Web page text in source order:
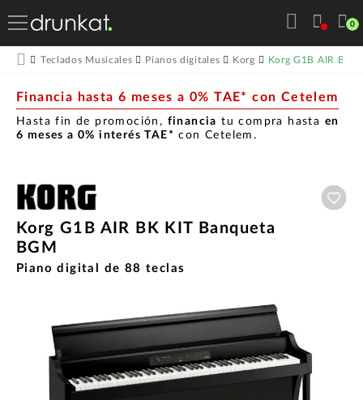
0
Teclados Musicales Pianos digitales Korg Korg G1B AIR BK
Financia hasta 6 meses a 0% TAE* con Cetelem
Hasta fin de promoción, financia tu compra hasta en
6 meses a 0% interés TAE* con Cetelem.
Korg G1B AIR BK KIT Banqueta
BGM
Piano digital de 88 teclas